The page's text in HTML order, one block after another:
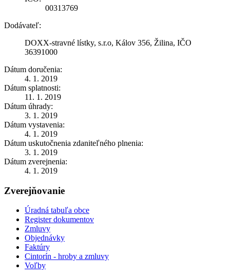
00313769
Dodávateľ:
DOXX-stravné lístky, s.r.o, Kálov 356, Žilina, IČO
36391000
Dátum doručenia:
4. 1. 2019
Dátum splatnosti:
11. 1. 2019
Dátum úhrady:
3. 1. 2019
Dátum vystavenia:
4. 1. 2019
Dátum uskutočnenia zdaniteľného plnenia:
3. 1. 2019
Dátum zverejnenia:
4. 1. 2019
Zverejňovanie
Úradná tabuľa obce
Register dokumentov
Zmluvy
Objednávky
Faktúry
Cintorín - hroby a zmluvy
Voľby